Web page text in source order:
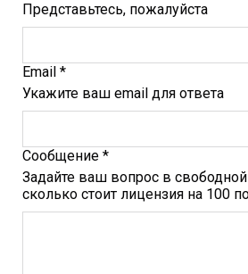
Представьтесь, пожалуйста
Email *
Укажите ваш email для ответа
Сообщение *
Задайте ваш вопрос в
сколько стоит лицензия на 100